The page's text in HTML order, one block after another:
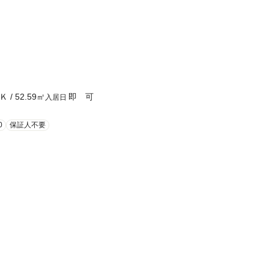
/ 52.59㎡ 入居日 即 可
保証人不要